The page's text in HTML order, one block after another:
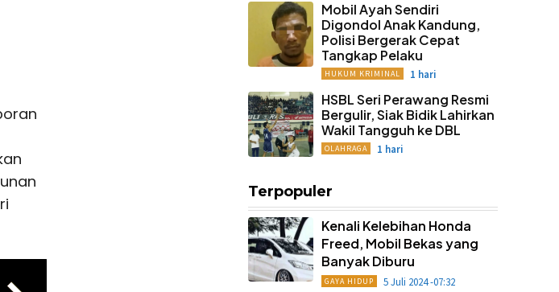
Mobil Ayah Sendiri
Digondol Anak Kandung,
Polisi Bergerak Cepat
Tangkap Pelaku
HUKUM KRIMINAL 1 hari
HSBL Seri Perawang Resmi
Bergulir, Siak Bidik Lahirkan
Wakil Tangguh ke DBL
OLAHRAGA 1 hari
Terpopuler
Kenali Kelebihan Honda
Freed, Mobil Bekas yang
Banyak Diburu
GAYA HIDUP 5 Juli 2024 -07:32